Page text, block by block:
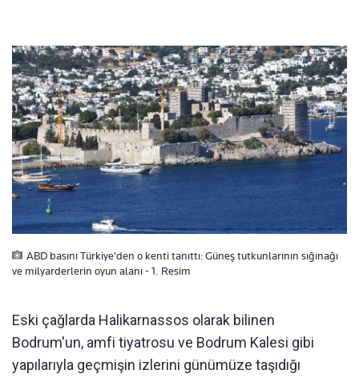
ABD basını Türkiye'den o kenti tanıttı: Güneş tutkunlarının sığınağı
ve milyarderlerin oyun alanı - 1. Resim
Eski çağlarda Halikarnassos olarak bilinen
Bodrum'un, amfi tiyatrosu ve Bodrum Kalesi gibi
yapılarıyla geçmişin izlerini günümüze taşıdığı